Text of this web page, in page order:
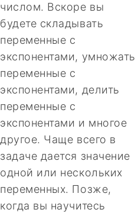
числом. Вскоре вы
будете складывать
переменные с
экспонентами, умножать
переменные с
экспонентами, делить
переменные с
экспонентами и многое
другое. Чаще всего в
задаче дается значение
одной или нескольких
переменных. Позже,
когда вы научитесь